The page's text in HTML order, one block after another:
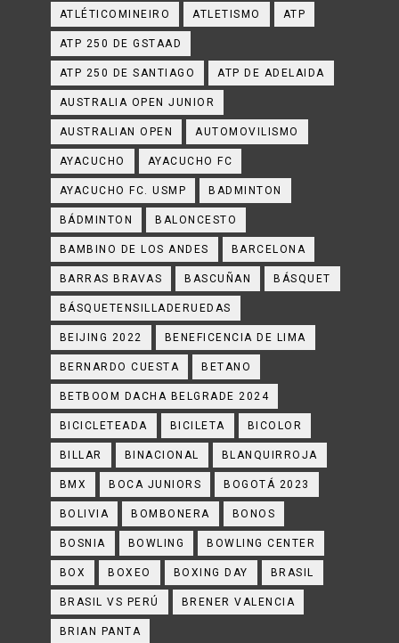
ATLÉTICOMINEIRO ATLETISMO ATP
ATP 250 DE GSTAAD
ATP 250 DE SANTIAGO ATP DE ADELAIDA
AUSTRALIA OPEN JUNIOR
AUSTRALIAN OPEN AUTOMOVILISMO
AYACUCHO AYACUCHO FC
AYACUCHO FC. USMP BADMINTON
BÁDMINTON BALONCESTO
BAMBINO DE LOS ANDES BARCELONA
BARRAS BRAVAS BASCUÑAN BÁSQUET
BÁSQUETENSILLADERUEDAS
BEIJING 2022 BENEFICENCIA DE LIMA
BERNARDO CUESTA BETANO
BETBOOM DACHA BELGRADE 2024
BICICLETEADA BICILETA BICOLOR
BILLAR BINACIONAL BLANQUIRROJA
BMX BOCA JUNIORS BOGOTÁ 2023
BOLIVIA BOMBONERA BONOS
BOSNIA BOWLING BOWLING CENTER
BOX BOXEO BOXING DAY BRASIL
BRASIL VS PERÚ BRENER VALENCIA
BRIAN PANTA